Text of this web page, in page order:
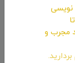
نویسی
مجرب و